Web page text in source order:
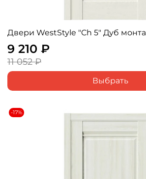
Двери WestStyle "Ch 5" Дуб
9 210 ₽
11 052 ₽
Выбрать
-17%